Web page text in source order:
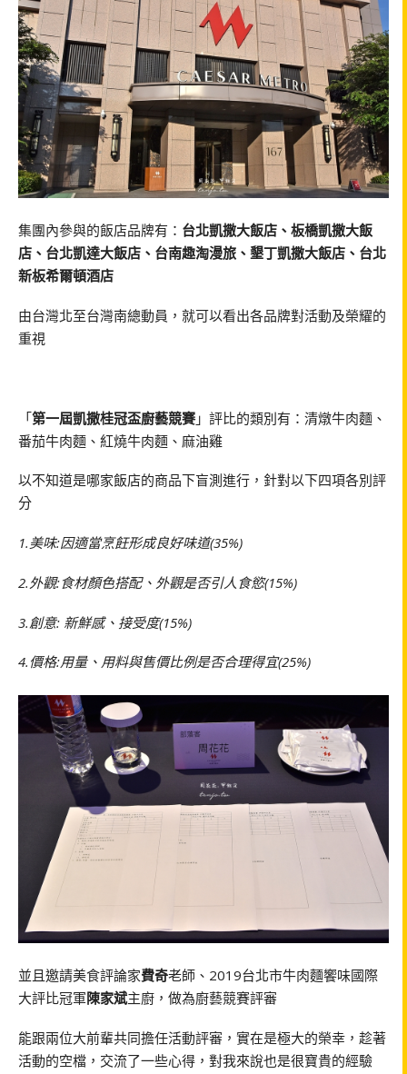
集團內參與的飯店品牌有： 台北凱撒大飯店、板橋凱撒大飯
店、台北凱達大飯店、台南趣淘漫旅、墾丁凱撒大飯店、台北
新板希爾頓酒店
由台灣北至台灣南總動員，就可以看出各品牌對活動及榮耀的
重視
「第一屆凱撒桂冠盃廚藝競賽」評比的類別有：清燉牛肉麵、
番茄牛肉麵、紅燒牛肉麵、麻油雞
以不知道是哪家飯店的商品下盲測進行，針對以下四項各別評
分
1.美味:因適當烹飪形成良好味道(35%)
2.外觀:食材顏色搭配、外觀是否引人食慾(15%)
3.創意: 新鮮感、接受度(15%)
4.價格:用量、用料與售價比例是否合理得宜(25%)
並且邀請美食評論家費奇老師、2019台北市牛肉麵饗味國際
大評比冠軍陳家斌主廚，做為廚藝競賽評審
能跟兩位大前輩共同擔任活動評審，實在是極大的榮幸，趁著
活動的空檔，交流了一些心得，對我來說也是很寶貴的經驗